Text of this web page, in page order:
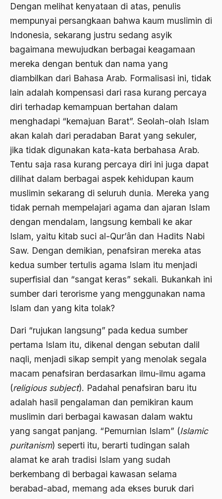
Dengan melihat kenyataan di atas, penulis
mempunyai persangkaan bahwa kaum muslimin di
Indonesia, sekarang justru sedang asyik
bagaimana mewujudkan berbagai keagamaan
mereka dengan bentuk dan nama yang
diambilkan dari Bahasa Arab. Formalisasi ini, tidak
lain adalah kompensasi dari rasa kurang percaya
diri terhadap kemampuan bertahan dalam
menghadapi “kemajuan Barat”. Seolah-olah Islam
akan kalah dari peradaban Barat yang sekuler,
jika tidak digunakan kata-kata berbahasa Arab.
Tentu saja rasa kurang percaya diri ini juga dapat
dilihat dalam berbagai aspek kehidupan kaum
muslimin sekarang di seluruh dunia. Mereka yang
tidak pernah mempelajari agama dan ajaran Islam
dengan mendalam, langsung kembali ke akar
Islam, yaitu kitab suci al-Qur’ân dan Hadits Nabi
Saw. Dengan demikian, penafsiran mereka atas
kedua sumber tertulis agama Islam itu menjadi
superfisial dan “sangat keras” sekali. Bukankah ini
sumber dari terorisme yang menggunakan nama
Islam dan yang kita tolak?
Dari “rujukan langsung” pada kedua sumber
pertama Islam itu, dikenal dengan sebutan dalil
naqli, menjadi sikap sempit yang menolak segala
macam penafsiran berdasarkan ilmu-ilmu agama
(religious subject). Padahal penafsiran baru itu
adalah hasil pengalaman dan pemikiran kaum
muslimin dari berbagai kawasan dalam waktu
yang sangat panjang. “Pemurnian Islam” (Islamic
puritanism) seperti itu, berarti tudingan salah
alamat ke arah tradisi Islam yang sudah
berkembang di berbagai kawasan selama
berabad-abad, memang ada ekses buruk dari
AIDS
Airport
Airport Noto Hadi Negoro
Ajaran AGama
Ajaran Agama Islam
Ajaran Islam
ajaran kemasyarakatan
Ajengan SIngaparna
Akademi Betawi
Akademi Jakarta
Akbar tanjung
akhlak
Akhlaq
Akidah
Aktivis Muda
akulturasi
akulturasi budaya
Al Asnawi
Al-Azhar
Al-Ghazali
Al-Ikhwanu Al-Muslimun
Al-Ikhwanul Muslimin
al-Khalil Ibnu Ahmad al-Farahidi